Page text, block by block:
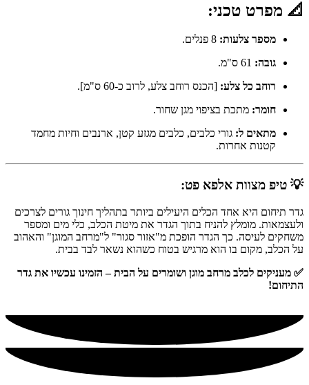
📐 מפרט טכני:
מספר צלעות:
גובה:
רוחב כל צלע: [הכנס רוחב צלע, לרוב כ-60 ס"מ].
חומר: מתכת בציפוי מגן שחור.
מתאים ל: גורי כלבים, כלבים מגזע קטן, ארנבים וחיות מחמד
קטנות אחרות.
💡 טיפ מצוות אלפא פט:
גדר תיחום היא אחד הכלים היעילים ביותר בתהליך חינוך גורים לצרכים
ולעצמאות. מומלץ להניח בתוך הגדר את מיטת הכלב, כלי מים ומספר
משחקים לעיסה. כך הגדר הופכת מ"אזור סגור" ל"מרחב המוגן" והאהוב
על הכלב, מקום בו הוא מרגיש בטוח כשהוא נשאר לבד בבית.
✅ מעניקים לכלב מרחב מוגן ושומרים על הבית – הזמינו עכשיו את גדר
התיחום!